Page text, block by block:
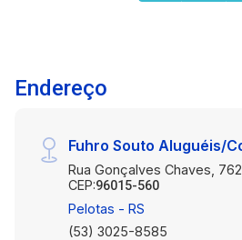
Endereço
Fuhro Souto Aluguéis/
Rua Gonçalves Chaves,
CEP:96015-560
Pelotas - RS
(53) 3025-8585